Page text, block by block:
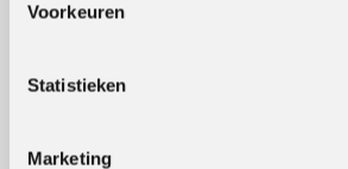
Voorkeuren
Statistieken
Marketing
Modellen en theorieën
Coaching en advies